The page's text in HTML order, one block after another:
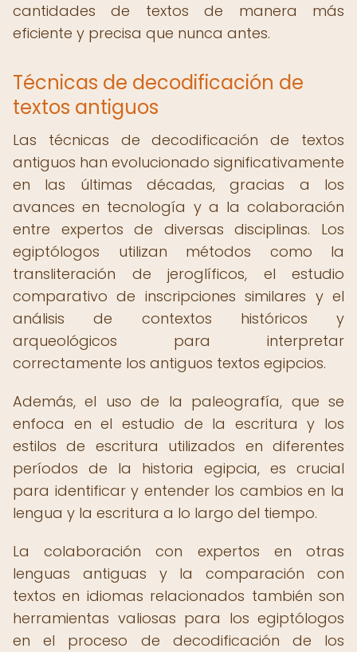
cantidades de textos de manera más
eficiente y precisa que nunca antes.
Técnicas de decodificación de
textos antiguos
Las técnicas de decodificación de textos
antiguos han evolucionado significativamente
en las últimas décadas, gracias a los
avances en tecnología y a la colaboración
entre expertos de diversas disciplinas. Los
egiptólogos utilizan métodos como la
transliteración de jeroglíficos, el estudio
comparativo de inscripciones similares y el
análisis de contextos históricos y
arqueológicos para interpretar
correctamente los antiguos textos egipcios.
Además, el uso de la paleografía, que se
enfoca en el estudio de la escritura y los
estilos de escritura utilizados en diferentes
períodos de la historia egipcia, es crucial
para identificar y entender los cambios en la
lengua y la escritura a lo largo del tiempo.
La colaboración con expertos en otras
lenguas antiguas y la comparación con
textos en idiomas relacionados también son
herramientas valiosas para los egiptólogos
en el proceso de decodificación de los